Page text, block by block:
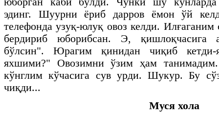
эдинг. Шуурни ёриб дарров ёмон ўй
телефонда узуқ-юлуқ овоз келди. Илғаганим
бердириб юборибсан. Э, қишлоқчасига
бўлсин". Юрагим қинидан чиқиб
яхшими?" Овозимни ўзим ҳам
кўнглим кўчасига сув урди. Шукур. Бу
чиқди...
Муся хола